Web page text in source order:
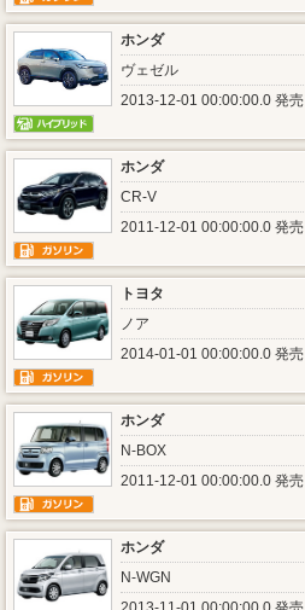
ホンダ
ヴェゼル
2013-12-01 00:00:00.0 発売
ホンダ
CR-V
2011-12-01 00:00:00.0 発売
トヨタ
ノア
2014-01-01 00:00:00.0 発売
ホンダ
N-BOX
2011-12-01 00:00:00.0 発売
ホンダ
N-WGN